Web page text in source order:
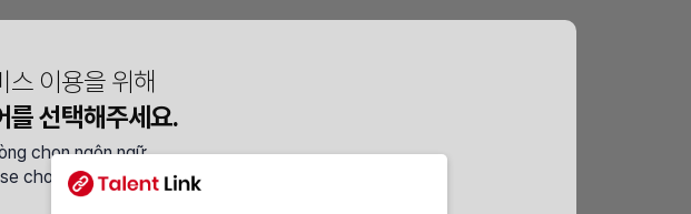
스 이용을 위해
를 선택해주세요.
chọn ngôn ngữ.
choose a language.